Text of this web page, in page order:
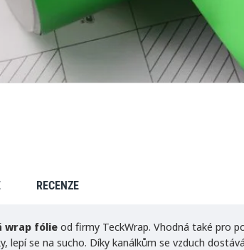
RECENZE
wrap fólie od firmy TeckWrap. Vhodná také pro
lepí se na sucho. Díky kanálkům se vzduch